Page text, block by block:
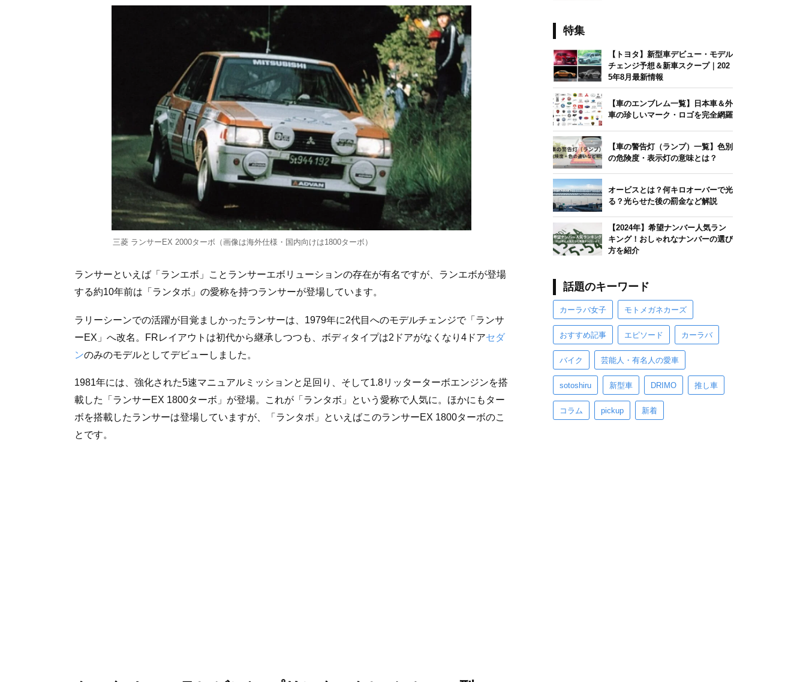
三菱 ランサーEX 2000ターボ（画像は海外仕様・国内向けは1800ターボ）
ランサーといえば「ランエボ」ことランサーエボリューションの存在が有名ですが、ランエボが登場
する約10年前は「ランタボ」の愛称を持つランサーが登場しています。
ラリーシーンでの活躍が目覚ましかったランサーは、1979年に2代目へのモデルチェンジで「ランサ
ーEX」へ改名。FRレイアウトは初代から継承しつつも、ボディタイプは2ドアがなくなり4ドアセダ
ンのみのモデルとしてデビューしました。
1981年には、強化された5速マニュアルミッションと足回り、そして1.8リッターターボエンジンを搭
載した「ランサーEX 1800ターボ」が登場。これが「ランタボ」という愛称で人気に。ほかにもター
ボを搭載したランサーは登場していますが、「ランタボ」といえばこのランサーEX 1800ターボのこ
とです。
特集
【トヨタ】新型車デビュー・モデル
チェンジ予想＆新車スクープ｜202
5年8月最新情報
【車のエンブレム一覧】日本車＆外
車の珍しいマーク・ロゴを完全網羅
【車の警告灯（ランプ）一覧】色別
の危険度・表示灯の意味とは？
オービスとは？何キロオーバーで光
る？光らせた後の罰金など解説
【2024年】希望ナンバー人気ラン
キング！おしゃれなナンバーの選び
方を紹介
話題のキーワード
カーラバ女子 モトメガネカーズ
おすすめ記事 エピソード カーラバ
バイク 芸能人・有名人の愛車
sotoshiru 新型車 DRIMO 推し車
コラム pickup 新着